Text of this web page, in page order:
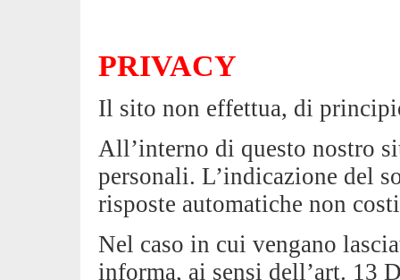
PRIVACY
Il sito non effettua, di
All’interno di questo nostro
personali. L’indicazione del
risposte automatiche non
Nel caso in cui vengano
informa, ai sensi dell’art. 13